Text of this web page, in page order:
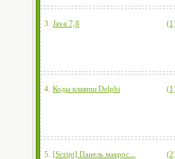
3. Java 7,8
4. Коды клавиш Delphi
5. [Script] Панель макрос...